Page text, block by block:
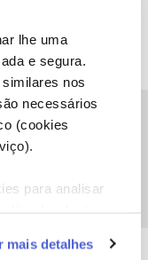
lhe uma
e segura.
nos
necessários
(cookies
para analisar
e
mais detalhes